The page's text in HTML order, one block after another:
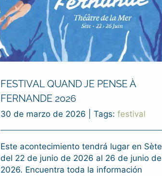
FESTIVAL QUAND JE PENSE À
FERNANDE 2026
30 de marzo de 2026 Tags: festival
Este acontecimiento tendrá lugar en Sète
del 22 de junio de 2026 al 26 de junio de
2026. Encuentra toda la información